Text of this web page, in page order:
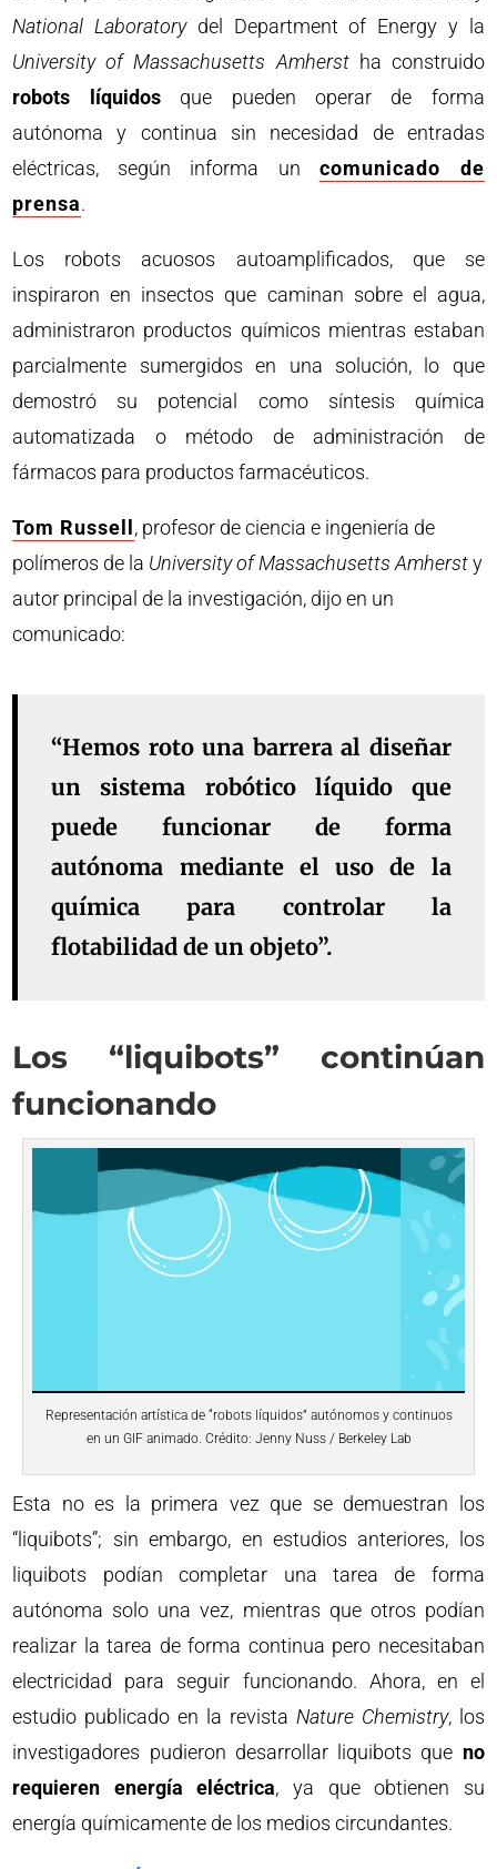
National Laboratorydel Department of Energy y la
University of Massachusetts Amherstha construido
robots líquidosque pueden operar de forma
autónoma y continua sin necesidad de entradas
eléctricas, según informa un comunicado de
prensa.
Los robots acuosos autoamplificados, que se
inspiraron en insectos que caminan sobre el agua,
administraron productos químicos mientras estaban
parcialmente sumergidos en una solución, lo que
demostró su potencial como síntesis química
automatizada o método de administración de
fármacos para productos farmacéuticos.
Tom Russell , profesor de ciencia e ingeniería de
polímeros de la University of Massachusetts Amhersty
autor principal de la investigación, dijo en un
comunicado:
“Hemos roto una barrera al diseñar
un sistema robótico líquido que
puede funcionar de forma
autónoma mediante el uso de la
química para controlar la
flotabilidad de un objeto”.
Los “liquibots” continúan
funcionando
Representación artística de “robots líquidos” autónomos y continuos
en un GIF animado. Crédito: Jenny Nuss / Berkeley Lab
Esta no es la primera vez que se demuestran los
“liquibots”; sin embargo, en estudios anteriores, los
liquibots podían completar una tarea de forma
autónoma solo una vez, mientras que otros podían
realizar la tarea de forma continua pero necesitaban
electricidad para seguir funcionando. Ahora, en el
estudio publicado en la revista Nature Chemistry, los
investigadores pudieron desarrollar liquibots que no
requieren energía eléctrica, ya que obtienen su
energía químicamente de los medios circundantes.